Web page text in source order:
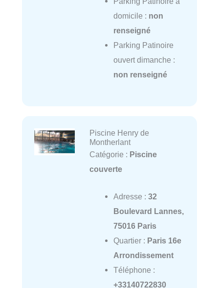
domicile : non
renseigné
Parking Patinoire
ouvert dimanche :
non renseigné
Piscine Henry de
Montherlant
Catégorie : Piscine
couverte
Adresse : 32
Boulevard Lannes,
75016 Paris
Quartier : Paris 16e
Arrondissement
Téléphone :
+33140722830